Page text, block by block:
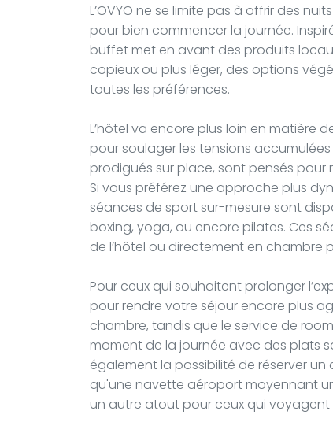
L’OVYO ne se limite pas à offrir des
pour bien commencer la journée.
buffet met en avant des produits
copieux ou plus léger, des options
toutes les préférences.
L’hôtel va encore plus loin en matière
pour soulager les tensions
prodigués sur place, sont pensés pour
Si vous préférez une approche plus
séances de sport sur-mesure sont
boxing, yoga, ou encore pilates. Ces
de l’hôtel ou directement en chambre
Pour ceux qui souhaitent prolonger
pour rendre votre séjour encore plus
chambre, tandis que le service de
moment de la journée avec des plats
également la possibilité de réserver
qu'une navette aéroport moyennant
un autre atout pour ceux qui voyagent